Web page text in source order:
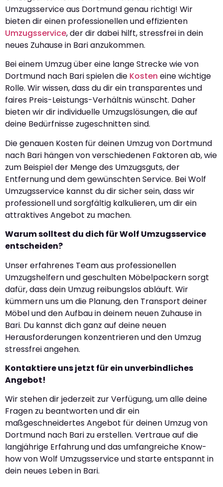
Umzugsservice aus Dortmund genau richtig! Wir
bieten dir einen professionellen und effizienten
Umzugsservice, der dir dabei hilft, stressfrei in dein
neues Zuhause in Bari anzukommen.
Bei einem Umzug über eine lange Strecke wie von
Dortmund nach Bari spielen die Kosten eine wichtige
Rolle. Wir wissen, dass du dir ein transparentes und
faires Preis-Leistungs-Verhältnis wünscht. Daher
bieten wir dir individuelle Umzugslösungen, die auf
deine Bedürfnisse zugeschnitten sind.
Die genauen Kosten für deinen Umzug von Dortmund
nach Bari hängen von verschiedenen Faktoren ab, wie
zum Beispiel der Menge des Umzugsguts, der
Entfernung und dem gewünschten Service. Bei Wolf
Umzugsservice kannst du dir sicher sein, dass wir
professionell und sorgfältig kalkulieren, um dir ein
attraktives Angebot zu machen.
Warum solltest du dich für Wolf Umzugsservice
entscheiden?
Unser erfahrenes Team aus professionellen
Umzugshelfern und geschulten Möbelpackern sorgt
dafür, dass dein Umzug reibungslos abläuft. Wir
kümmern uns um die Planung, den Transport deiner
Möbel und den Aufbau in deinem neuen Zuhause in
Bari. Du kannst dich ganz auf deine neuen
Herausforderungen konzentrieren und den Umzug
stressfrei angehen.
Kontaktiere uns jetzt für ein unverbindliches
Angebot!
Wir stehen dir jederzeit zur Verfügung, um alle deine
Fragen zu beantworten und dir ein
maßgeschneidertes Angebot für deinen Umzug von
Dortmund nach Bari zu erstellen. Vertraue auf die
langjährige Erfahrung und das umfangreiche Know-
how von Wolf Umzugsservice und starte entspannt in
dein neues Leben in Bari.